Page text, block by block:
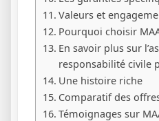
Valeurs et
Pourquoi choisir
En savoir plus sur
responsabilité civile
Une histoire riche
Comparatif des
Témoignages sur